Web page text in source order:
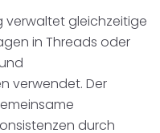
verwaltet gleichzeitige
in Threads oder
verwendet. Der
durch